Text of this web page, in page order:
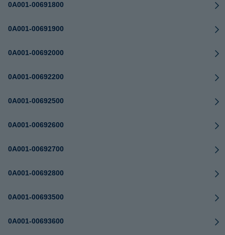
0A001-00691800
0A001-00691900
0A001-00692000
0A001-00692200
0A001-00692500
0A001-00692600
0A001-00692700
0A001-00692800
0A001-00693500
0A001-00693600